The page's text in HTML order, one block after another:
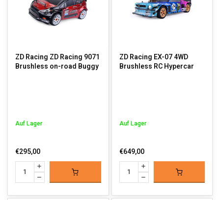
auch für erfahrene Rennfahrer geeignet sind.
Modell oder bestelle einfach die benötigten Teile in unserem
Webshop.
ZD Racing ZD Racing 9071
Brushless on-road Buggy
Auf Lager
€295,00
ZD Racing EX-07 4WD
Brushless RC Hypercar
Auf Lager
€649,00